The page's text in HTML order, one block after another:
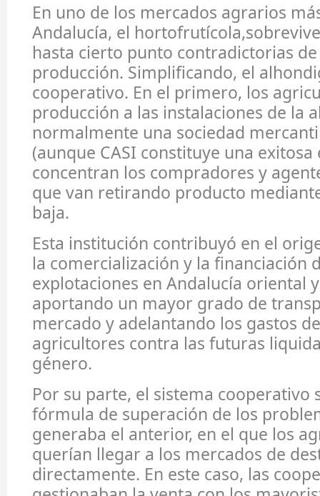
En uno de los mercados agrarios
Andalucía, el
hasta cierto punto contradictorias
producción. Simplificando, el
cooperativo. En el primero, los
producción a las instalaciones de la
normalmente una sociedad
(aunque CASI constituye una exitosa
concentran los compradores y
que van retirando producto
baja.
Esta institución contribuyó en el
la comercialización y la financiación
explotaciones en Andalucía oriental
aportando un mayor grado de
mercado y adelantando los gastos
agricultores contra las futuras
género.
Por su parte, el sistema cooperativo
fórmula de superación de los
generaba el anterior, en el que los
querían llegar a los mercados de
directamente. En este caso, las